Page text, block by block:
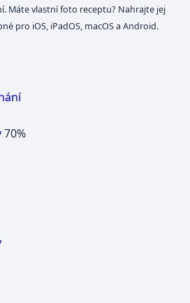
Máte vlastní foto receptu? Nahrajte jej
pro iOS, iPadOS, macOS a Android.
70%